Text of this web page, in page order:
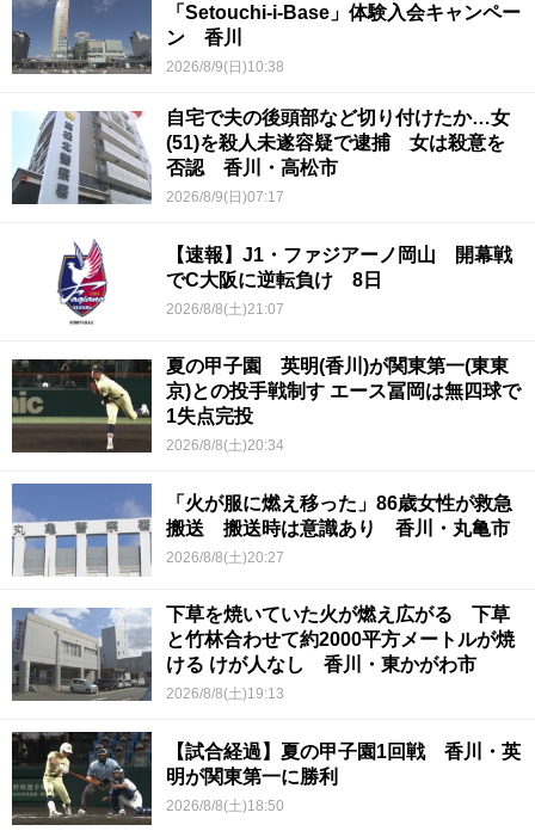
「Setouchi-i-Base」体験入会キャンペー
ン 香川
2026/8/9(日)10:38
自宅で夫の後頭部など切り付けたか…女
(51)を殺人未遂容疑で逮捕 女は殺意を
否認 香川・高松市
2026/8/9(日)07:17
【速報】J1・ファジアーノ岡山 開幕戦
でC大阪に逆転負け 8日
2026/8/8(土)21:07
夏の甲子園 英明(香川)が関東第一(東東
京)との投手戦制す エース冨岡は無四球で
1失点完投
2026/8/8(土)20:34
「火が服に燃え移った」86歳女性が救急
搬送 搬送時は意識あり 香川・丸亀市
2026/8/8(土)20:27
下草を焼いていた火が燃え広がる 下草
と竹林合わせて約2000平方メートルが焼
ける けが人なし 香川・東かがわ市
2026/8/8(土)19:13
【試合経過】夏の甲子園1回戦 香川・英
明が関東第一に勝利
2026/8/8(土)18:50